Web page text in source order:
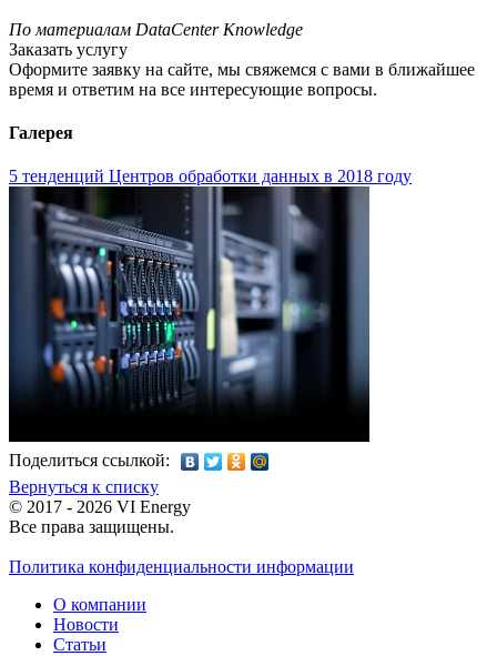
По материалам DataCenter Knowledge
Заказать услугу
Оформите заявку на сайте, мы свяжемся с вами в ближайшее
время и ответим на все интересующие вопросы.
Галерея
5 тенденций Центров обработки данных в 2018 году
Поделиться ссылкой:
Вернуться к списку
© 2017 - 2026 VI Energy
Все права защищены.
Политика конфиденциальности информации
О компании
Новости
Статьи